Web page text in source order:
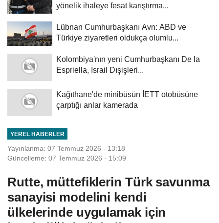
yönelik ihaleye fesat karıştırma...
Lübnan Cumhurbaşkanı Avn: ABD ve
Türkiye ziyaretleri oldukça olumlu...
Kolombiya'nın yeni Cumhurbaşkanı De la
Espriella, İsrail Dışişleri...
Kağıthane'de minibüsün İETT otobüsüne
çarptığı anlar kamerada
YEREL HABERLER
Yayınlanma: 07 Temmuz 2026 - 13:18
Güncelleme: 07 Temmuz 2026 - 15:09
Rutte, müttefiklerin Türk savunma
sanayisi modelini kendi
ülkelerinde uygulamak için